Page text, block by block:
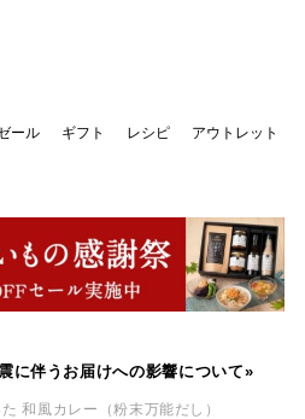
ール ギフト レシピ アウトレット
に伴うお届けへの影響について»
和風カレー（粉末万能だし）